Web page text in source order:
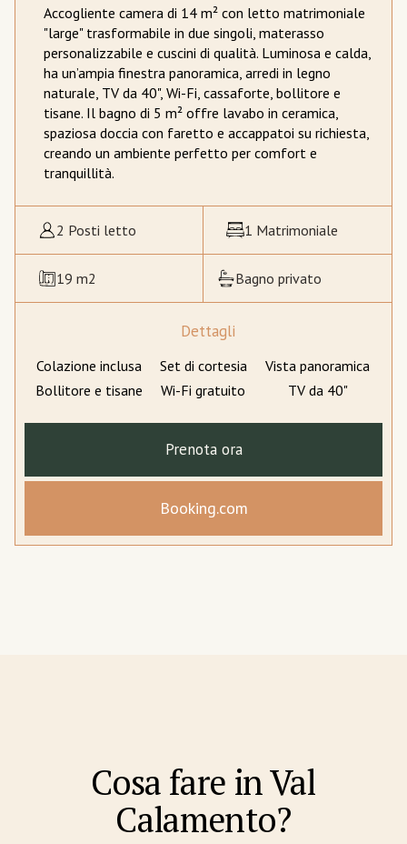
Accogliente camera di 14 m² con letto matrimoniale
"large" trasformabile in due singoli, materasso
personalizzabile e cuscini di qualità. Luminosa e calda,
ha un’ampia finestra panoramica, arredi in legno
naturale, TV da 40", Wi-Fi, cassaforte, bollitore e
tisane. Il bagno di 5 m² offre lavabo in ceramica,
spaziosa doccia con faretto e accappatoi su richiesta,
creando un ambiente perfetto per comfort e
tranquillità.
2 Posti letto 1 Matrimoniale
19 m2 Bagno privato
Dettagli
Colazione inclusa Set di cortesia
Vista panoramica
Bollitore e tisane
Wi-Fi gratuito TV da 40"
Prenota ora
Booking.com
Cosa fare in Val
Calamento?